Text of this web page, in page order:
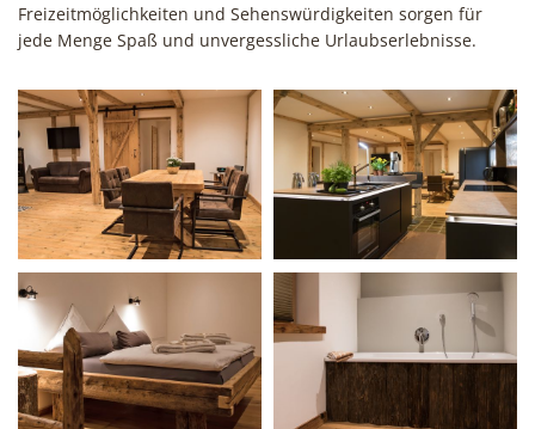
Freizeitmöglichkeiten und Sehenswürdigkeiten sorgen für
jede Menge Spaß und unvergessliche Urlaubserlebnisse.